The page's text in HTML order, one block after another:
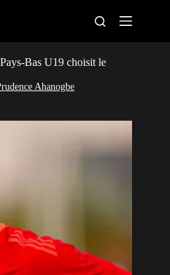
féminine
sportifs
Bas U19 choisit le
Ahanogbe